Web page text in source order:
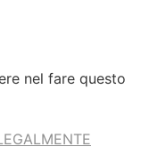
nel fare questo